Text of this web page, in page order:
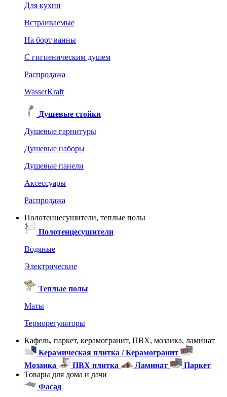
Для кухни
Встраиваемые
На борт ванны
C гигиеническим душем
Распродажа
WasserKraft
Душевые стойки
Душевые гарнитуры
Душевые наборы
Душевые панели
Аксессуары
Распродажа
Полотенцесушители, теплые полы
Полотенцесушители
Водяные
Электрические
Теплые полы
Маты
Терморегуляторы
Кафель, паркет, керамогранит, ПВХ, мозаика, ламинат
Керамическая плитка / Керамогранит
Мозаика
ПВХ плитка Ламинат
Паркет
Товары для дома и дачи
Фасад